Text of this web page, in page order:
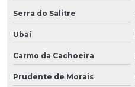
Serra do Salitre
Ubaí
Carmo da Cachoeira
Prudente de Morais